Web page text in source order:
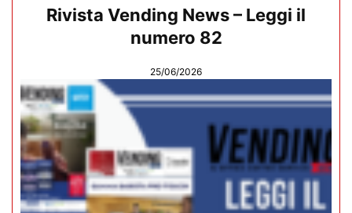
Rivista Vending News – Leggi il
numero 82
25/06/2026